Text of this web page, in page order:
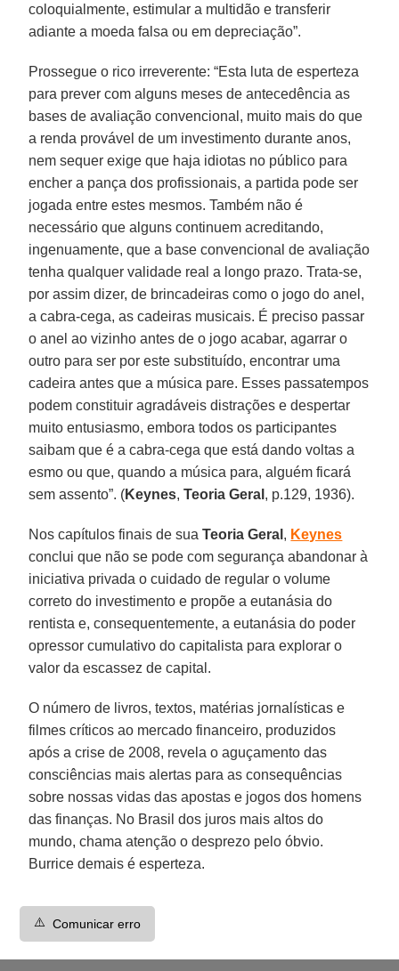
coloquialmente, estimular a multidão e transferir
adiante a moeda falsa ou em depreciação”.
Prossegue o rico irreverente: “Esta luta de esperteza
para prever com alguns meses de antecedência as
bases de avaliação convencional, muito mais do que
a renda provável de um investimento durante anos,
nem sequer exige que haja idiotas no público para
encher a pança dos profissionais, a partida pode ser
jogada entre estes mesmos. Também não é
necessário que alguns continuem acreditando,
ingenuamente, que a base convencional de avaliação
tenha qualquer validade real a longo prazo. Trata-se,
por assim dizer, de brincadeiras como o jogo do anel,
a cabra-cega, as cadeiras musicais. É preciso passar
o anel ao vizinho antes de o jogo acabar, agarrar o
outro para ser por este substituído, encontrar uma
cadeira antes que a música pare. Esses passatempos
podem constituir agradáveis distrações e despertar
muito entusiasmo, embora todos os participantes
saibam que é a cabra-cega que está dando voltas a
esmo ou que, quando a música para, alguém ficará
sem assento”. (Keynes,Teoria Geral , p.129, 1936).
Nos capítulos finais de sua Teoria Geral , Keynes
conclui que não se pode com segurança abandonar à
iniciativa privada o cuidado de regular o volume
correto do investimento e propõe a eutanásia do
rentista e, consequentemente, a eutanásia do poder
opressor cumulativo do capitalista para explorar o
valor da escassez de capital.
O número de livros, textos, matérias jornalísticas e
filmes críticos ao mercado financeiro, produzidos
após a crise de 2008, revela o aguçamento das
consciências mais alertas para as consequências
sobre nossas vidas das apostas e jogos dos homens
das finanças. No Brasil dos juros mais altos do
mundo, chama atenção o desprezo pelo óbvio.
Burrice demais é esperteza.
⚠️ Comunicar erro